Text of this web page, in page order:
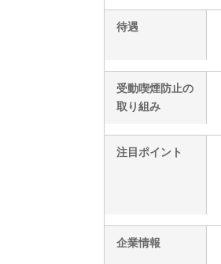
待遇
受動喫煙防止の
取り組み
注目ポイント
企業情報